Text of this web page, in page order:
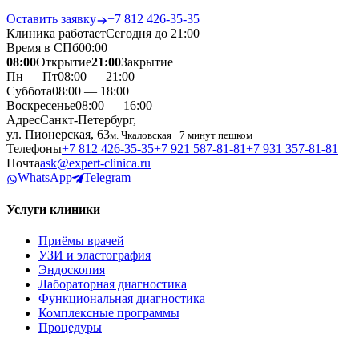
Оставить заявку
+7 812 426‑35‑35
Клиника работаетСегодня до 21:00
Время в СПб00:00
08:00Открытие21:00Закрытие
Пн — Пт08:00 — 21:00
Суббота08:00 — 18:00
Воскресенье08:00 — 16:00
АдресСанкт-Петербург,
ул. Пионерская, 63м. Чкаловская · 7 минут пешком
Телефоны+7 812 426‑35‑35+7 921 587‑81‑81+7 931 357‑81‑81
Почтаask@expert-clinica.ru
WhatsApp
Telegram
Услуги клиники
Приёмы врачей
УЗИ и эластография
Эндоскопия
Лабораторная диагностика
Функциональная диагностика
Комплексные программы
Процедуры